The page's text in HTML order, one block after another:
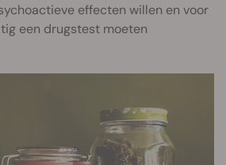
effecten willen en voor
een drugstest moeten